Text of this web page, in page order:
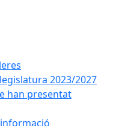
2023/2027
han presentat